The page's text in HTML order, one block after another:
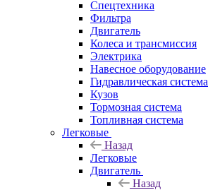
Спецтехника
Фильтра
Двигатель
Колеса и трансмиссия
Электрика
Навесное оборудование
Гидравлическая система
Кузов
Тормозная система
Топливная система
Легковые
Назад
Легковые
Двигатель
Назад